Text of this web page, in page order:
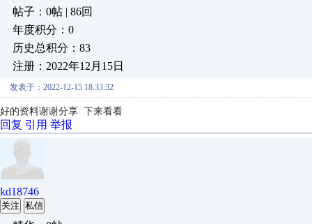
帖子：0帖 | 86回
年度积分：0
历史总积分：83
注册：2022年12月15日
发表于：2022-12-15 18:33:32
好的资料谢谢分享 下来看看
回复 引用 举报
kd18746
关注 私信